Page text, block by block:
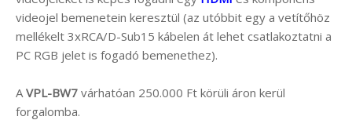
videojel bemenetein keresztül (az utóbbit egy a vetítőhöz
mellékelt 3xRCA/D-Sub15 kábelen át lehet csatlakoztatni a
PC RGB jelet is fogadó bemenethez).
A VPL-BW7 várhatóan 250.000 Ft körüli áron kerül
forgalomba.